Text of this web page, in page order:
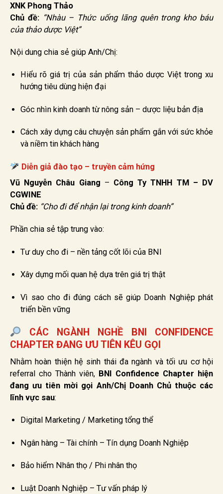
XNK Phong Thảo
Chủ đề: “Nhàu – Thức uống lãng quên trong kho báu
của thảo dược Việt”
Nội dung chia sẻ giúp Anh/Chị:
Hiểu rõ giá trị của sản phẩm thảo dược Việt trong xu
hướng tiêu dùng hiện đại
Góc nhìn kinh doanh từ nông sản – dược liệu bản địa
Cách xây dựng câu chuyện sản phẩm gắn với sức khỏe
và niềm tin khách hàng
Diễn giả đào tạo – truyền cảm hứng
Vũ Nguyễn Châu Giang – Công Ty TNHH TM – DV
CGWINE
Chủ đề: “Cho đi để nhận lại trong kinh doanh”
Phần chia sẻ tập trung vào:
Tư duy cho đi – nền tảng cốt lõi của BNI
Xây dựng mối quan hệ dựa trên giá trị thật
Vì sao cho đi đúng cách sẽ giúp Doanh Nghiệp phát
triển bền vững
CÁC NGÀNH NGHỀ BNI CONFIDENCE
CHAPTER ĐANG ƯU TIÊN KÊU GỌI
Nhằm hoàn thiện hệ sinh thái đa ngành và tối ưu cơ hội
referral cho Thành viên, BNI Confidence Chapter hiện
đang ưu tiên mời gọi Anh/Chị Doanh Chủ thuộc các
lĩnh vực sau:
Digital Marketing / Marketing tổng thể
Ngân hàng – Tài chính – Tín dụng Doanh Nghiệp
Bảo hiểm Nhân thọ / Phi nhân thọ
Luật Doanh Nghiệp – Tư vấn pháp lý